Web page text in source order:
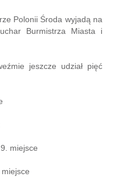
Polonii Środa wyjadą na
Burmistrza Miasta i
jeszcze udział pięć
miejsce